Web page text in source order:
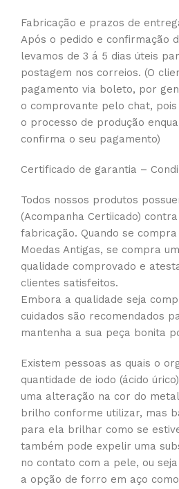
Fabricação e prazos de
Após o pedido e confirmação
levamos de 3 á 5 dias úteis
postagem nos correios. (O
pagamento via boleto, por
o comprovante pelo chat,
o processo de produção
confirma o seu pagamento)
Certificado de garantia –
Todos nossos produtos
(Acompanha Certiicado)
fabricação. Quando se
Moedas Antigas, se compra
qualidade comprovado e
clientes satisfeitos.
Embora a qualidade seja
cuidados são recomendados
mantenha a sua peça bonita
Existem pessoas as quais o
quantidade de iodo (ácido
uma alteração na cor do
brilho conforme utilizar, mas
para ela brilhar como se
também pode expelir uma
no contato com a pele, ou
a opção de forro em aço